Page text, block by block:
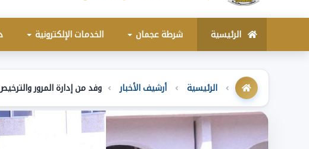
الرئيسية شرطة عجمان الخدمات الإلكترونية
الرئيسية أرشيف الأخبار وفد من إدارة المرور